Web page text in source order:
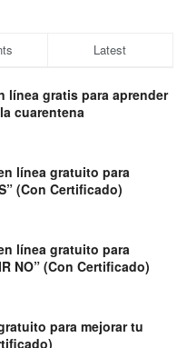
Latest
línea gratis para aprender
cuarentena
línea gratuito para
(Con Certificado)
línea gratuito para
NO” (Con Certificado)
para mejorar tu